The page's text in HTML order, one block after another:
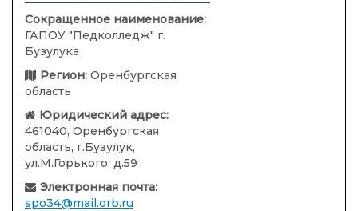
Сокращенное наименование:
ГАПОУ "Педколледж" г.
Бузулука
Регион: Оренбургская
область
Юридический адрес:
461040, Оренбургская
область, г.Бузулук,
ул.М.Горького, д.59
Электронная почта:
spo34@mail.orb.ru